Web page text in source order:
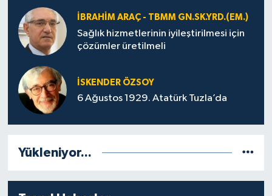
İBRAHIM ARAÇ - TBMM GN.SK.YRD.(EM.)
Sağlık hizmetlerinin iyileştirilmesi için
çözümler üretilmeli
İSKENDER ÖZSOY
6 Ağustos 1929. Atatürk Tuzla’da
Yükleniyor...